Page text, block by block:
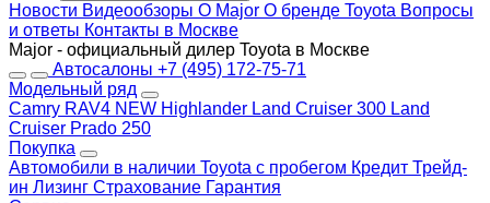
Новости Видеообзоры О Major О бренде Toyota Вопросы
и ответы Контакты в Москве
Major - официальный дилер Toyota в Москве
Автосалоны +7 (495) 172-75-71
Модельный ряд
Camry RAV4 NEW Highlander Land Cruiser 300 Land
Cruiser Prado 250
Покупка
Автомобили в наличии Toyota с пробегом Кредит Трейд-
ин Лизинг Страхование Гарантия